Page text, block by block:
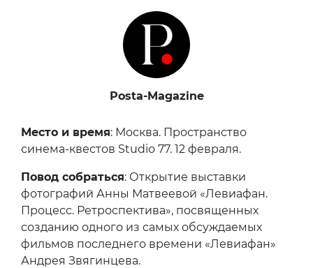
Posta-Magazine
Место и время: Москва. Пространство
синема-квестов Studio 77. 12 февраля.
Повод собраться: Открытие выставки
фотографий Анны Матвеевой «Левиафан.
Процесс. Ретроспектива», посвященных
созданию одного из самых обсуждаемых
фильмов последнего времени «Левиафан»
Андрея Звягинцева.